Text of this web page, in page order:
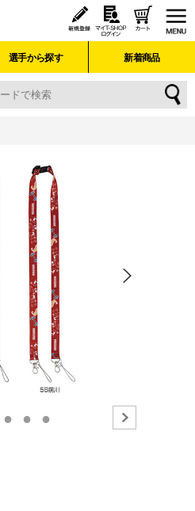
選手から探す 新着商品
● ● ●